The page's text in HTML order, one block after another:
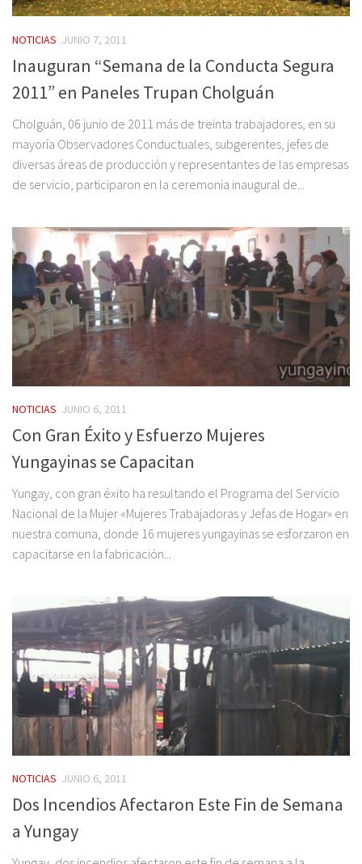
NOTICIAS JUNIO 7, 2011
Inauguran “Semana de la Conducta Segura
2011” en Paneles Trupan Cholguán
Cholguán, 06 junio de 2011 más de treinta trabajadores, en su
mayoría Observadores Conductuales, subgerentes, jefes de
diversas áreas de producción y representantes de las empresas
de servicio, participaron en la ceremonia inaugural de...
NOTICIAS JUNIO 6, 2011
Con Gran Éxito y Esfuerzo Mujeres
Yungayinas se Capacitan
Yungay, con gran éxito ha resultando el Programa del Servicio
Nacional de la Mujer «Mujeres Trabajadoras y Jefas de Hogar» en
nuestra comuna, donde 16 mujeres yungayinas se esforzaron en
capacitarse en la fabricación...
NOTICIAS JUNIO 6, 2011
Dos Incendios Afectaron Este Fin de Semana
a Yungay